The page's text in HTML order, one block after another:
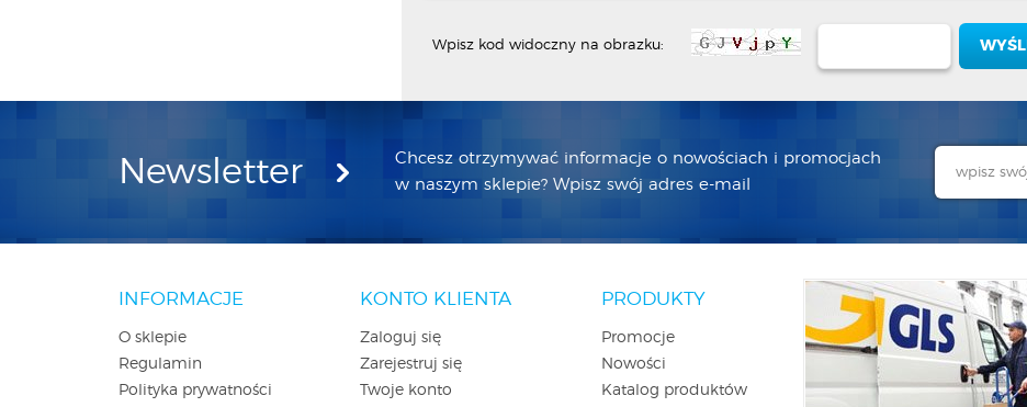
Wpisz kod widoczny na obrazku:
Newsletter
Chcesz otrzymywać informacje o nowościach i promocjach
w naszym sklepie? Wpisz swój adres e-mail
INFORMACJE
O sklepie
Regulamin
Polityka prywatności
KONTO KLIENTA
Zaloguj się
Zarejestruj się
Twoje konto
PRODUKTY
Promocje
Nowości
Katalog produktów